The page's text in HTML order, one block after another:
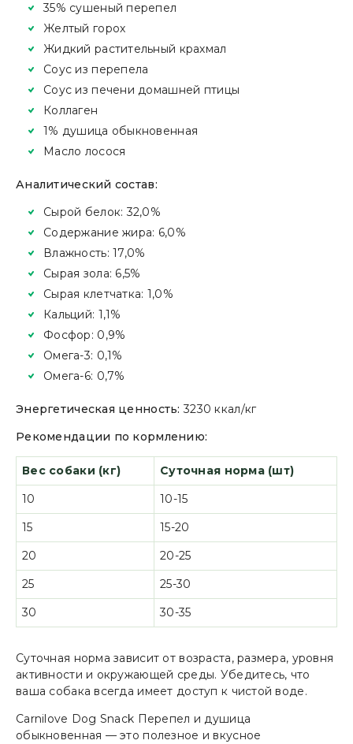
35% сушеный перепел
Желтый горох
Жидкий растительный крахмал
Соус из перепела
Соус из печени домашней птицы
Коллаген
1% душица обыкновенная
Масло лосося
Аналитический состав:
Сырой белок: 32,0%
Содержание жира: 6,0%
Влажность: 17,0%
Сырая зола: 6,5%
Сырая клетчатка: 1,0%
Кальций: 1,1%
Фосфор: 0,9%
Омега-3: 0,1%
Омега-6: 0,7%
Энергетическая ценность: 3230 ккал/кг
Рекомендации по кормлению:
Вес собаки (кг)
Суточная норма (шт)
10
10-15
15
15-20
20
20-25
25
25-30
30
30-35
Суточная норма зависит от возраста, размера, уровня
активности и окружающей среды. Убедитесь, что
ваша собака всегда имеет доступ к чистой воде.
Carnilove Dog Snack Перепел и душица
обыкновенная — это полезное и вкусное